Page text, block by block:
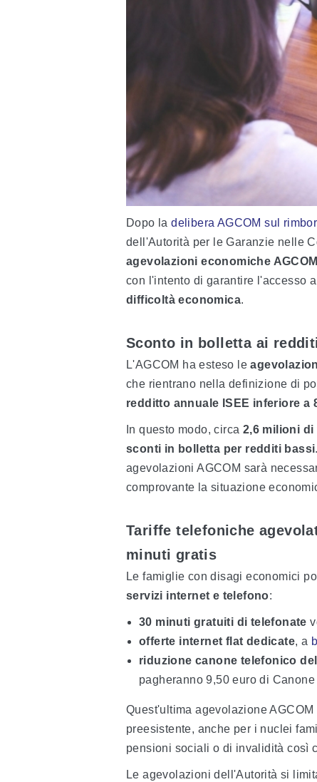
Dopo ladelibera AGCOM sul
dell'Autorità per le Garanzie nelle
agevolazioni economiche AGCOM
con l'intento di garantire l'accesso
difficoltà economica.
Sconto in bolletta ai
L'AGCOM ha esteso le
che rientrano nella definizione di
redditto annuale ISEE inferiore a
In questo modo, circa 2,6 milioni di
sconti in bolletta per redditi bassi
agevolazioni AGCOM sarà
comprovante la situazione
Tariffe telefoniche
minuti gratis
Le famiglie con disagi economici
servizi internet e telefono:
30 minuti gratuiti di telefonate
offerte internet flat dedicate, a
riduzione canone telefonico
pagheranno 9,50 euro di
Quest'ultima agevolazione
preesistente, anche per i nuclei
pensioni sociali o di invalidità così
Le agevolazioni dell'Autorità si